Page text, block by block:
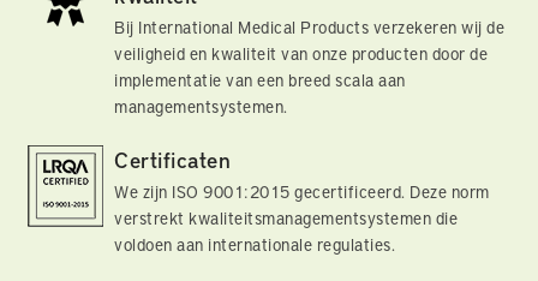
Bij International Medical Products verzekeren wij de
veiligheid en kwaliteit van onze producten door de
implementatie van een breed scala aan
managementsystemen.
Certificaten
We zijn ISO 9001:2015 gecertificeerd. Deze norm
verstrekt kwaliteitsmanagementsystemen die
voldoen aan internationale regulaties.